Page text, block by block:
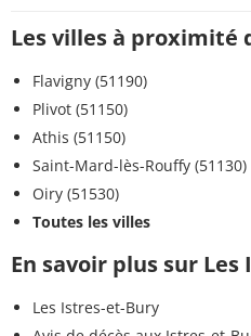
Les villes à proximité
Flavigny (51190)
Plivot (51150)
Athis (51150)
Saint-Mard-lès-Rouffy (51130)
Oiry (51530)
Toutes les villes
En savoir plus sur
Les Istres-et-Bury